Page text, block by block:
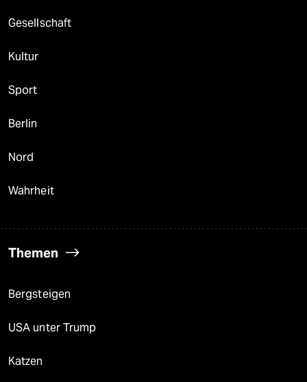
Gesellschaft
Kultur
Sport
Berlin
Nord
Wahrheit
Themen
Bergsteigen
USA unter Trump
Katzen